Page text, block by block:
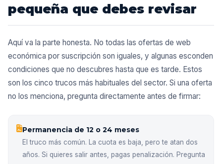
pequeña que debes revisar
Aquí va la parte honesta. No todas las ofertas de web
económica por suscripción son iguales, y algunas esconden
condiciones que no descubres hasta que es tarde. Estos
son los cinco trucos más habituales del sector. Si una oferta
no los menciona, pregunta directamente antes de firmar:
Permanencia de 12 o 24 meses
El truco más común. La cuota es baja, pero te atan dos
años. Si quieres salir antes, pagas penalización. Pregunta